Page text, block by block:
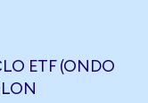
ETF (ONDO